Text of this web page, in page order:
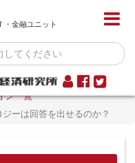
・金融ユニット
ン一覧
ーは回答を出せるのか？